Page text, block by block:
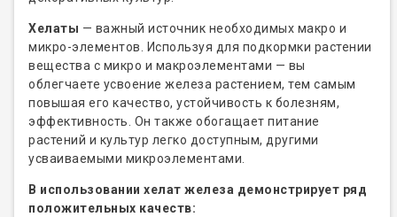
Хелаты — важный источник необходимых макро и
микро-элементов. Используя для подкормки растении
вещества с микро и макроэлементами — вы
облегчаете усвоение железа растением, тем самым
повышая его качество, устойчивость к болезням,
эффективность. Он также обогащает питание
растений и культур легко доступным, другими
усваиваемыми микроэлементами.
В использовании хелат железа демонстрирует ряд
положительных качеств: